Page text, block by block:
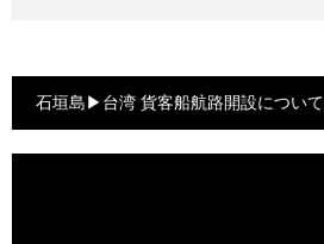
石垣島▶台湾 貨客船航路開設について
動